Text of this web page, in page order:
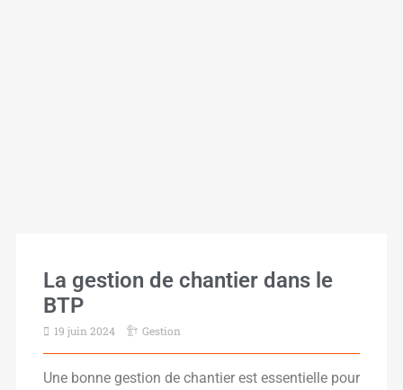
La gestion de chantier dans le
BTP
19 juin 2024 Gestion
Une bonne gestion de chantier est essentielle pour